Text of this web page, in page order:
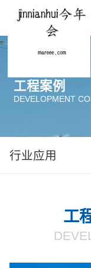
工程案例
DEVELOPMENT
行业应用
工